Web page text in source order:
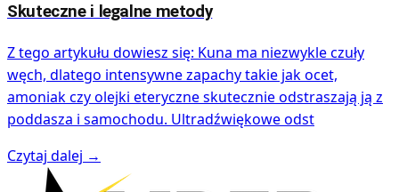
Skuteczne i legalne metody
Z tego artykułu dowiesz się: Kuna ma niezwykle czuły
węch, dlatego intensywne zapachy takie jak ocet,
amoniak czy olejki eteryczne skutecznie odstraszają ją z
poddasza i samochodu. Ultradźwiękowe odst
Czytaj dalej →